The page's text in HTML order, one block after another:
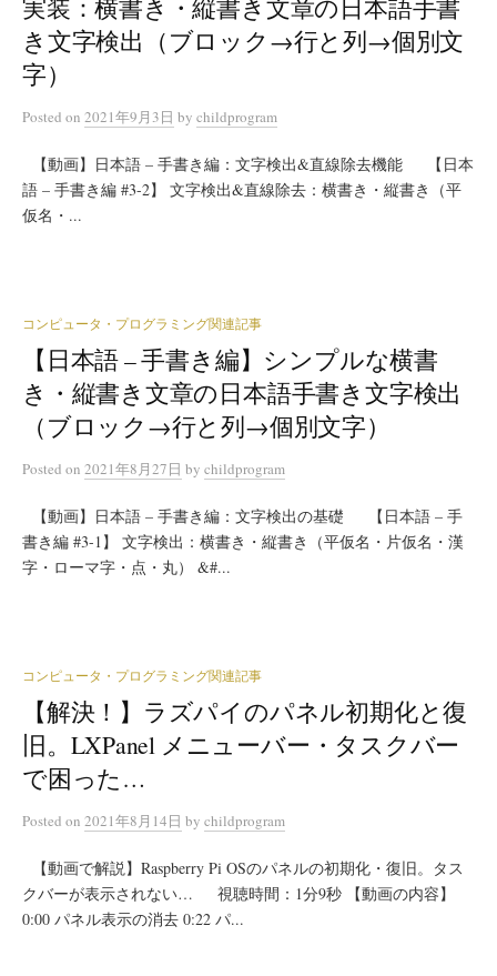
実装：横書き・縦書き文章の日本語手書
き文字検出（ブロック→行と列→個別文
字）
Posted on 2021年9月3日 by childprogram
【動画】日本語 – 手書き編：文字検出&直線除去機能 【日本
語 – 手書き編 #3-2】 文字検出&直線除去：横書き・縦書き（平
仮名・...
コンピュータ・プログラミング関連記事
【日本語 – 手書き編】シンプルな横書
き・縦書き文章の日本語手書き文字検出
（ブロック→行と列→個別文字）
Posted on 2021年8月27日 by childprogram
【動画】日本語 – 手書き編：文字検出の基礎 【日本語 – 手
書き編 #3-1】 文字検出：横書き・縦書き（平仮名・片仮名・漢
字・ローマ字・点・丸） &#...
コンピュータ・プログラミング関連記事
【解決！】ラズパイのパネル初期化と復
旧。LXPanel メニューバー・タスクバー
で困った…
Posted on 2021年8月14日 by childprogram
【動画で解説】Raspberry Pi OSのパネルの初期化・復旧。タス
クバーが表示されない… 視聴時間：1分9秒 【動画の内容】
0:00 パネル表示の消去 0:22 パ...